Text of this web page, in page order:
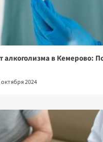
алкоголизма в Кемерово:
октября 2024